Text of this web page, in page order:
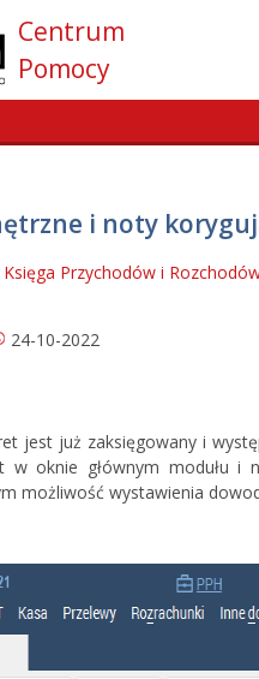
Centrum
Pomocy
i noty
Księga Przychodów i
24-10-2022
jest już zaksięgowany i
w oknie głównym modułu i
możliwość wystawienia